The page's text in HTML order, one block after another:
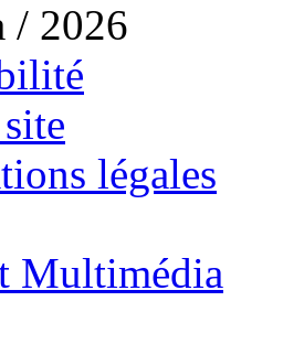
/ 2026
légales
Multimédia